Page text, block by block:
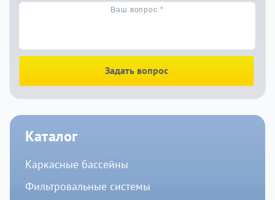
Задать вопрос
Каталог
Каркасные бассейны
Фильтровальные системы